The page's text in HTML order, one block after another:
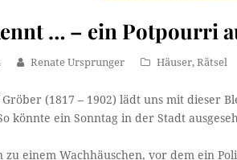
… – ein Potpourri
Renate Ursprunger Häuser,Rätsel
Gröber (1817 – 1902) lädt uns mit dieser
könnte ein Sonntag in der Stadt
einem Wachhäuschen, vor dem ein